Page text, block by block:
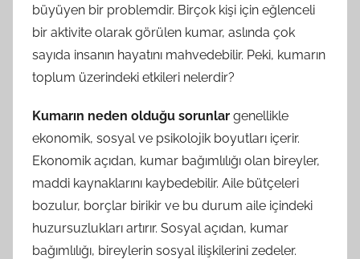
büyüyen bir problemdir. Birçok kişi için eğlenceli
bir aktivite olarak görülen kumar, aslında çok
sayıda insanın hayatını mahvedebilir. Peki, kumarın
toplum üzerindeki etkileri nelerdir?
Kumarın neden olduğu sorunlar genellikle
ekonomik, sosyal ve psikolojik boyutları içerir.
Ekonomik açıdan, kumar bağımlılığı olan bireyler,
maddi kaynaklarını kaybedebilir. Aile bütçeleri
bozulur, borçlar birikir ve bu durum aile içindeki
huzursuzlukları artırır. Sosyal açıdan, kumar
bağımlılığı, bireylerin sosyal ilişkilerini zedeler.